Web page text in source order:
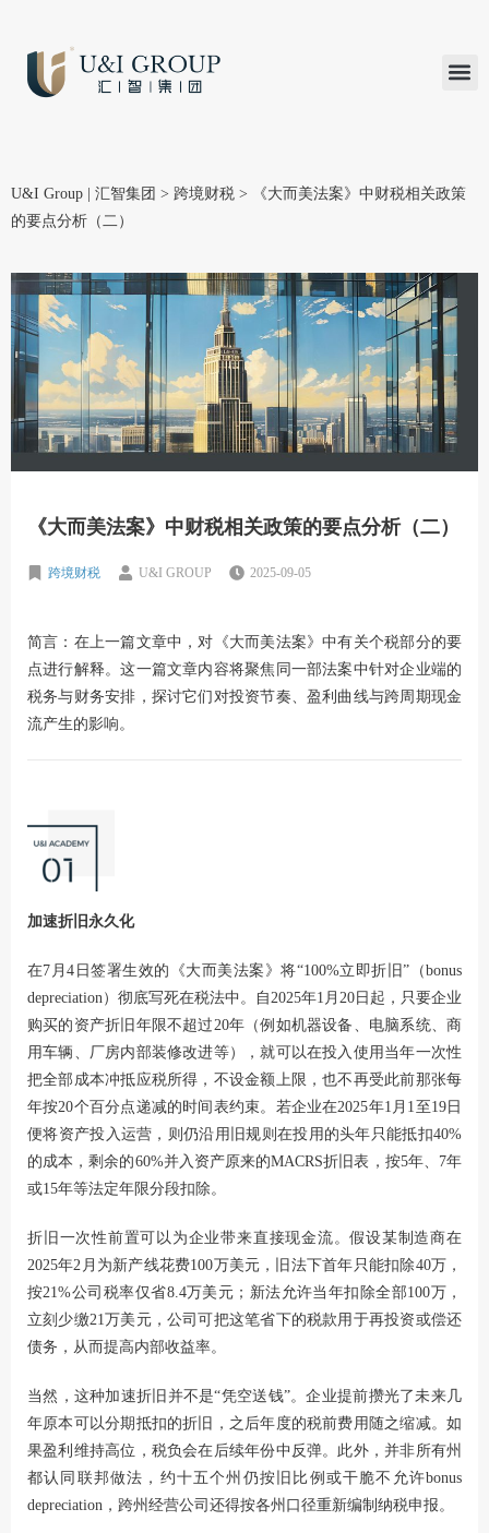
U&I Group | 汇智集团 > 跨境财税 >
《大而美法案》中财税相关政策
的要点分析（二）
《大而美法案》中财税相关政策的要点分析（二）
跨境财税 U&I GROUP 2025-09-05
简言： 在上一篇文章中，对《大而美法案》中有关个税部分的要
点进行解释。这一篇文章内容将聚焦同一部法案中针对企业端的
税务与财务安排，探讨它们对投资节奏、盈利曲线与跨周期现金
流产生的影响。
加速折旧永久化
在7月4日签署生效的《大而美法案》将“100%立即折旧”（bonus
depreciation）彻底写死在税法中。自2025年1月20日起，只要企业
购买的资产折旧年限不超过20年（例如机器设备、电脑系统、商
用车辆、厂房内部装修改进等），就可以在投入使用当年一次性
把全部成本冲抵应税所得，不设金额上限，也不再受此前那张每
年按20个百分点递减的时间表约束。若企业在2025年1月1至19日
便将资产投入运营，则仍沿用旧规则在投用的头年只能抵扣40%
的成本，剩余的60%并入资产原来的MACRS折旧表，按5年、7年
或15年等法定年限分段扣除。
折旧一次性前置可以为企业带来直接现金流。假设某制造商在
2025年2月为新产线花费100万美元，旧法下首年只能扣除40万，
按21%公司税率仅省8.4万美元；新法允许当年扣除全部100万，
立刻少缴21万美元，公司可把这笔省下的税款用于再投资或偿还
债务，从而提高内部收益率。
当然，这种加速折旧并不是“凭空送钱”。企业提前攒光了未来几
年原本可以分期抵扣的折旧，之后年度的税前费用随之缩减。如
果盈利维持高位，税负会在后续年份中反弹。此外，并非所有州
都认同联邦做法，约十五个州仍按旧比例或干脆不允许bonus
depreciation，跨州经营公司还得按各州口径重新编制纳税申报。